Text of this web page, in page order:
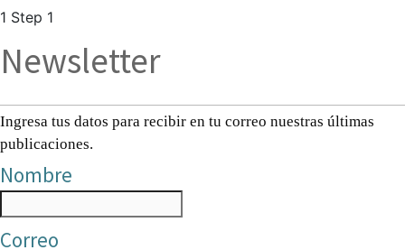
1 Step 1
Newsletter
Ingresa tus datos para recibir en tu correo nuestras últimas
publicaciones.
Nombre
Correo